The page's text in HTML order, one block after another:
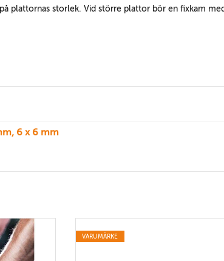
plattornas storlek. Vid större plattor bör en fixkam med
6 x 6 mm
VARUMÄRKE